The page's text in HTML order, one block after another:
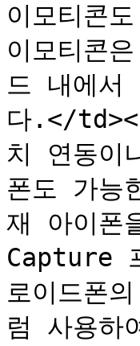
이모티콘
이모티콘
드 내에서
다.</
치 연동이
폰도 가능
재 아이폰
Capture
로이드폰
럼 사용하